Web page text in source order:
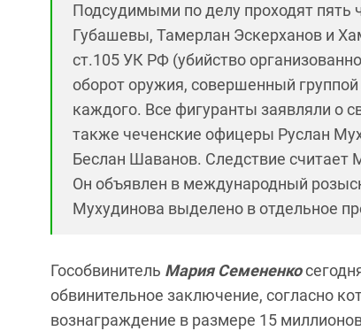
Подсудимыми по делу проходят пять
Губашевы, Тамерлан Эскерханов и
ст.105 УК РФ (убийство
оборот оружия, совершенный группой
каждого. Все фигуранты заявляли о
также чеченские офицеры Руслан
Беслан Шаванов. Следствие считает
Он объявлен в международный
Мухудинова выделено в отдельное
Гособвинитель Мария Семененко
обвинительное заключение, согласно
вознаграждение в размере 15